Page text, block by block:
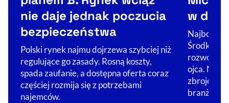
nie daje jednak poczucia
bezpieczeństwa
Polski rynek najmu dojrzewa szybciej niż
regulujące go zasady. Rosną koszty,
spada zaufanie, a dostępna oferta coraz
częściej rozmija się z potrzebami
najemców.
w
Środkowej
rozwojowi
ojca. Nie
branż, w…